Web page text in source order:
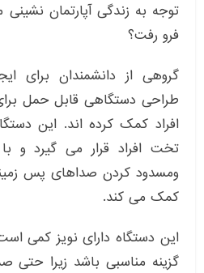
توجه به زندگی آپارتمان
فرو رفت؟
گروهی از دانشمندان برای
طراحی دستگاهی قابل حمل
افراد کمک کرده اند. این
تخت افراد قرار می گیرد و
ومسدود کردن صداهای پس
کمک می کند.
این دستگاه دارای نویز کمی
گزینه مناسبی باشد زیرا حتی